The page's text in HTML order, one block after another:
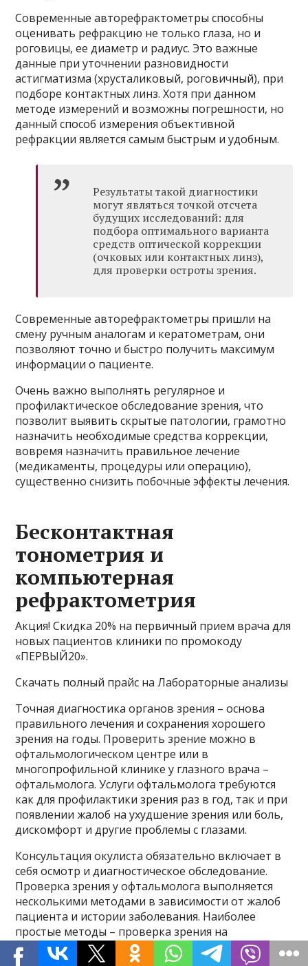
Современные авторефрактометры способны
оценивать рефракцию не только глаза, но и
роговицы, ее диаметр и радиус. Это важные
данные при уточнении разновидности
астигматизма (хрусталиковый, роговичный), при
подборе контактных линз. Хотя при данном
методе измерений и возможны погрешности, но
данный способ измерения объективной
рефракции является самым быстрым и удобным.
Результаты такой диагностики
могут являться точкой отсчета
будущих исследований: для
подбора оптимального варианта
средств оптической коррекции
(очковых или контактных линз),
для проверки остроты зрения.
Современные авторефрактометры пришли на
смену ручным аналогам и кератометрам, они
позволяют точно и быстро получить максимум
информации о пациенте.
Очень важно выполнять регулярное и
профилактическое обследование зрения, что
позволит выявить скрытые патологии, грамотно
назначить необходимые средства коррекции,
вовремя назначить правильное лечение
(медикаменты, процедуры или операцию),
существенно снизить побочные эффекты лечения.
Бесконтактная
тонометрия и
компьютерная
рефрактометрия
Акция! Скидка 20% на первичный прием врача для
новых пациентов клиники по промокоду
«ПЕРВЫЙ20».
Скачать полный прайс на Лабораторные анализы
Точная диагностика органов зрения – основа
правильного лечения и сохранения хорошего
зрения на годы. Проверить зрение можно в
офтальмологическом центре или в
многопрофильной клинике у глазного врача –
офтальмолога. Услуги офтальмолога требуются
как для профилактики зрения раз в год, так и при
появлении жалоб на ухудшение зрения или боль,
дискомфорт и другие проблемы с глазами.
Консультация окулиста обязательно включает в
себя осмотр и диагностическое обследование.
Проверка зрения у офтальмолога выполняется
несколькими методами в зависимости от жалоб
пациента и истории заболевания. Наиболее
простые методы – проверка зрения на
специальных глазных таблицах – буквенных,
цветовых.